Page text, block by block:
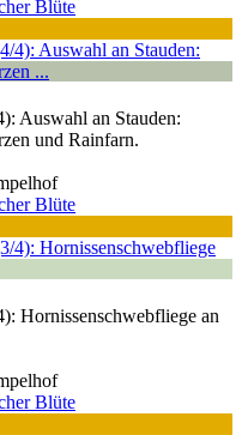
Blüte
Auswahl an Stauden:
und Rainfarn.
Blüte
Hornissenschwebfliege an
Blüte